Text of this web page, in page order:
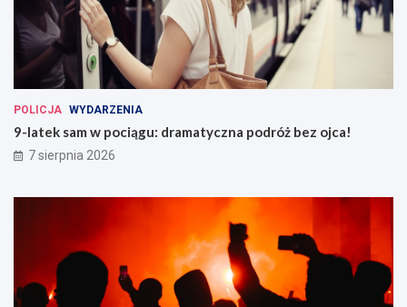
POLICJA WYDARZENIA
9-latek sam w pociągu: dramatyczna podróż bez ojca!
7 sierpnia 2026